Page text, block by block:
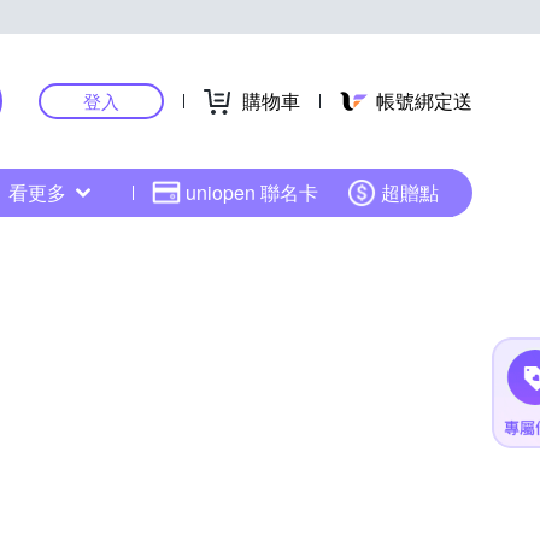
登入 購物車 帳號綁定送
看更多 uniopen 聯名卡 超贈點